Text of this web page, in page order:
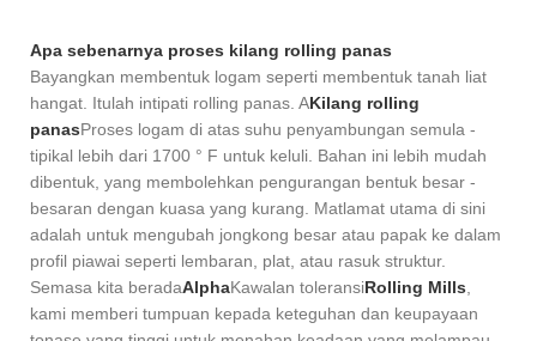
Apa sebenarnya proses kilang rolling panas
Bayangkan membentuk logam seperti membentuk tanah liat
hangat. Itulah intipati rolling panas. AKilang rolling
panasProses logam di atas suhu penyambungan semula -
tipikal lebih dari 1700 ° F untuk keluli. Bahan ini lebih mudah
dibentuk, yang membolehkan pengurangan bentuk besar -
besaran dengan kuasa yang kurang. Matlamat utama di sini
adalah untuk mengubah jongkong besar atau papak ke dalam
profil piawai seperti lembaran, plat, atau rasuk struktur.
Semasa kita beradaAlphaKawalan toleransiRolling Mills,
kami memberi tumpuan kepada keteguhan dan keupayaan